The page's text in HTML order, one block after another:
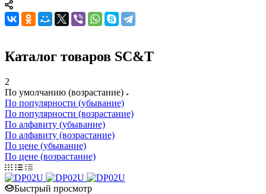
Каталог товаров SC&T
2
По умолчанию (возрастание)
По популярности (убывание)
По популярности (возрастание)
По алфавиту (убывание)
По алфавиту (возрастание)
По цене (убывание)
По цене (возрастание)
Быстрый просмотр